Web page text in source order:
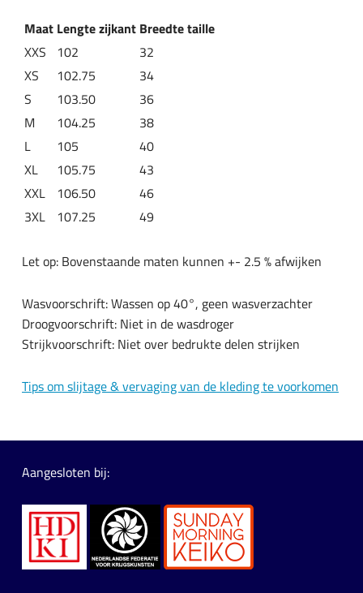
Maat Lengte zijkant Breedte taille
XXS
102
32
XS
102.75
34
S
103.50
36
M
104.25
38
L
105
40
XL
105.75
43
XXL
106.50
46
3XL
107.25 49
Let op: Bovenstaande maten kunnen +- 2.5 % afwijken
Wasvoorschrift: Wassen op 40°, geen wasverzachter
Droogvoorschrift: Niet in de wasdroger
Strijkvoorschrift: Niet over bedrukte delen strijken
Tips om slijtage & vervaging van de kleding te voorkomen
Aangesloten bij: